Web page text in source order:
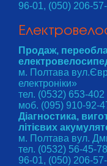
96-01, (050) 206-
Продаж,
м. Полтава
електроніки»
тел. (0532) 653-402
моб. (095) 910-92-
Діагностика,
літієвих
м. Полтава вул.
тел. (0532) 56-45-
96-01, (050) 206-